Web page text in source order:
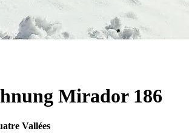
Mirador 186
Vallées